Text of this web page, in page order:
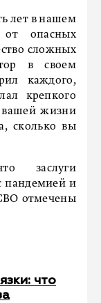
лет в нашем
от опасных
сложных
в своем
каждого,
крепкого
вашей жизни
сколько вы
заслуги
пандемией и
отмечены
что